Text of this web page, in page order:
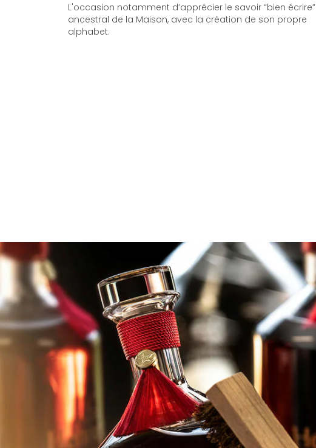
L'occasion notamment d’apprécier le savoir “bien écrire”
ancestral de la Maison, avec la création de son propre
alphabet.